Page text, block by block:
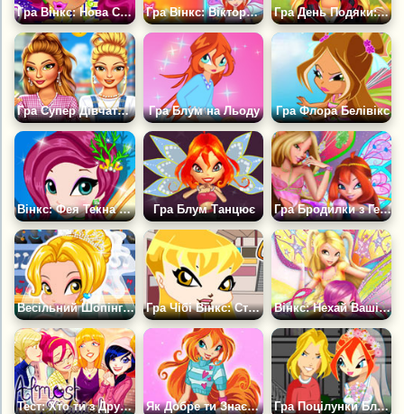
Гра Вінкс: Нова Стрижка Лейли Гра Вінкс: Вікторина про Мультфільм Гра День Подяки: Загін Стиль
Гра Супер Дівчатка Вбрання з рваних джинсів Гра Блум на Льоду Гра Флора Белівікс
Вінкс: Фея Текна у Спа Салоні Гра Блум Танцює Гра Бродилки з Героїнями Вінкс
Весільний Шопінг Феї Стелли Гра Чібі Вінкс: Стелла Вінкс: Нехай Ваші Крила Сяють
Тест: Хто ти з Другого Покоління Вінкс Як Добре ти Знаєш Блум? Гра Поцілунки Блум і Ская